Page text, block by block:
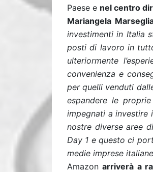
Paese e nel centro
Mariangela
investimenti in Italia
posti di lavoro in
ulteriormente
convenienza e
per quelli venduti
espandere le
impegnati a investire
nostre diverse aree
Day 1 e questo ci
medie imprese italiane
Amazonarriverà a